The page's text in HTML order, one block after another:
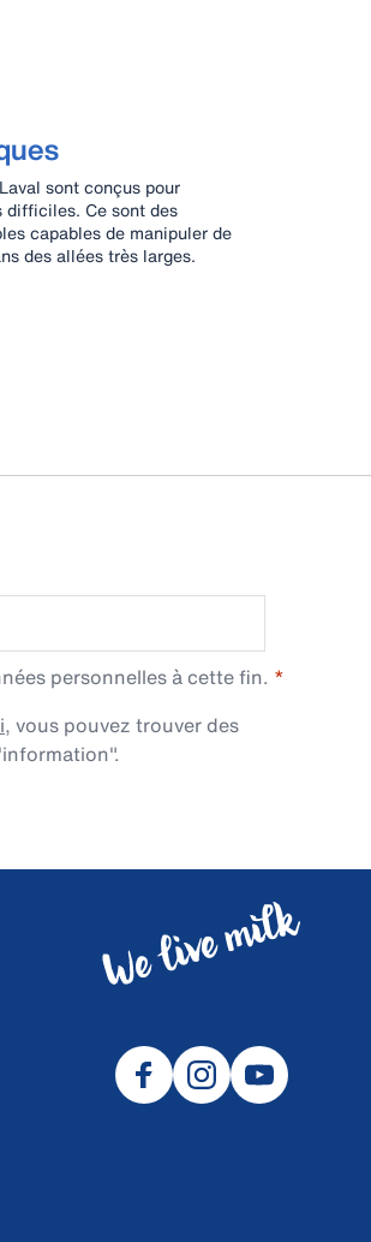
sont conçus pour
difficiles. Ce sont des
capables de manipuler de
des allées très larges.
personnelles à cette fin.
, vous pouvez trouver des